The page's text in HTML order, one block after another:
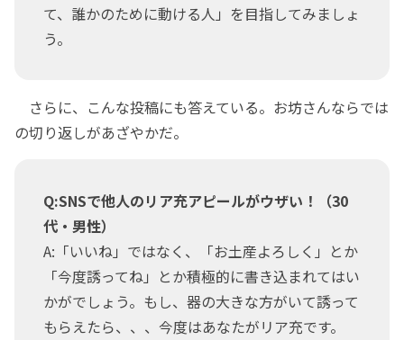
て、誰かのために動ける人」を目指してみましょ
う。
さらに、こんな投稿にも答えている。お坊さんならでは
の切り返しがあざやかだ。
Q:SNSで他人のリア充アピールがウザい！（30
代・男性）
A:「いいね」ではなく、「お土産よろしく」とか
「今度誘ってね」とか積極的に書き込まれてはい
かがでしょう。もし、器の大きな方がいて誘って
もらえたら、、、今度はあなたがリア充です。